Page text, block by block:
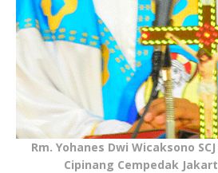
Rm. Yohanes Dwi Wicaksono
Cipinang Cempedak